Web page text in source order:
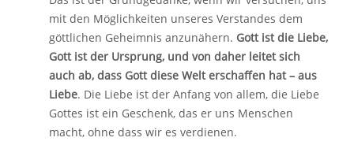
mit den Möglichkeiten unseres Verstandes dem
göttlichen Geheimnis anzunähern. Gott ist die Liebe,
Gott ist der Ursprung, und von daher leitet sich
auch ab, dass Gott diese Welt erschaffen hat – aus
Liebe. Die Liebe ist der Anfang von allem, die Liebe
Gottes ist ein Geschenk, das er uns Menschen
macht, ohne dass wir es verdienen.